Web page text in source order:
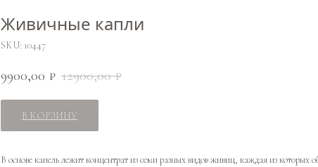
Живичные капли
SKU: 10447
9900,00 ₽ 12900,00 ₽
В КОРЗИНУ
В основе капель лежит концентрат из семи разных видов живиц, каждая из